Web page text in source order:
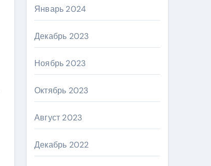
Январь 2024
Декабрь 2023
Ноябрь 2023
Октябрь 2023
Август 2023
Декабрь 2022